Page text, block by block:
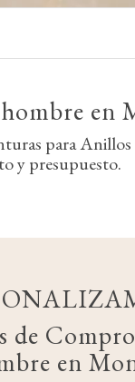
en
para
y presupuesto.
de
en